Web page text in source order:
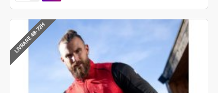
LIVRARE 48-72H